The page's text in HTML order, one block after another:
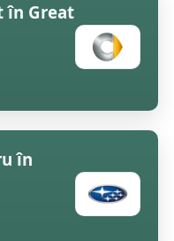
în Great
în